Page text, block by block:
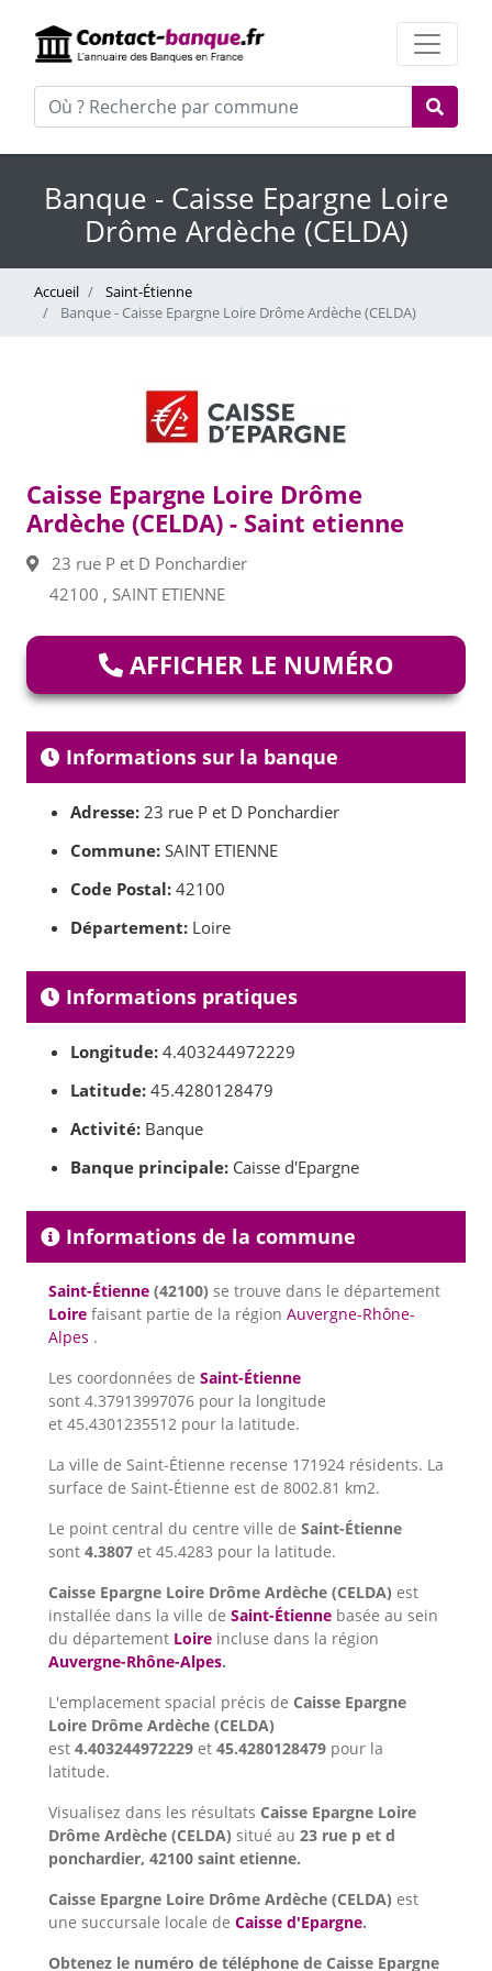
Banque - Caisse Epargne Loire
Drôme Ardèche (CELDA)
Accueil
Saint-Étienne
Banque - Caisse Epargne Loire Drôme Ardèche (CELDA)
Caisse Epargne Loire Drôme
Ardèche (CELDA) - Saint etienne
23 rue P et D Ponchardier
42100 , SAINT ETIENNE
AFFICHER LE NUMÉRO
Informations sur la banque
Adresse: 23 rue P et D Ponchardier
Commune: SAINT ETIENNE
Code Postal: 42100
Département: Loire
Informations pratiques
Longitude: 4.403244972229
Latitude: 45.4280128479
Activité: Banque
Banque principale: Caisse d'Epargne
Informations de la commune
Saint-Étienne (42100) se trouve dans le département
Loire faisant partie de la région Auvergne-Rhône-
Alpes .
Les coordonnées de Saint-Étienne
sont 4.37913997076 pour la longitude
et 45.4301235512 pour la latitude.
La ville de Saint-Étienne recense 171924 résidents. La
surface de Saint-Étienne est de 8002.81 km2.
Le point central du centre ville de Saint-Étienne
sont 4.3807 et 45.4283 pour la latitude.
Caisse Epargne Loire Drôme Ardèche (CELDA) est
installée dans la ville de Saint-Étienne basée au sein
du département Loire incluse dans la région
Auvergne-Rhône-Alpes.
L'emplacement spacial précis de Caisse Epargne
Loire Drôme Ardèche (CELDA)
est 4.403244972229 et 45.4280128479 pour la
latitude.
Visualisez dans les résultats Caisse Epargne Loire
Drôme Ardèche (CELDA) situé au 23 rue p et d
ponchardier, 42100 saint etienne.
Caisse Epargne Loire Drôme Ardèche (CELDA) est
une succursale locale de Caisse d'Epargne.
Obtenez le numéro de téléphone de Caisse Epargne